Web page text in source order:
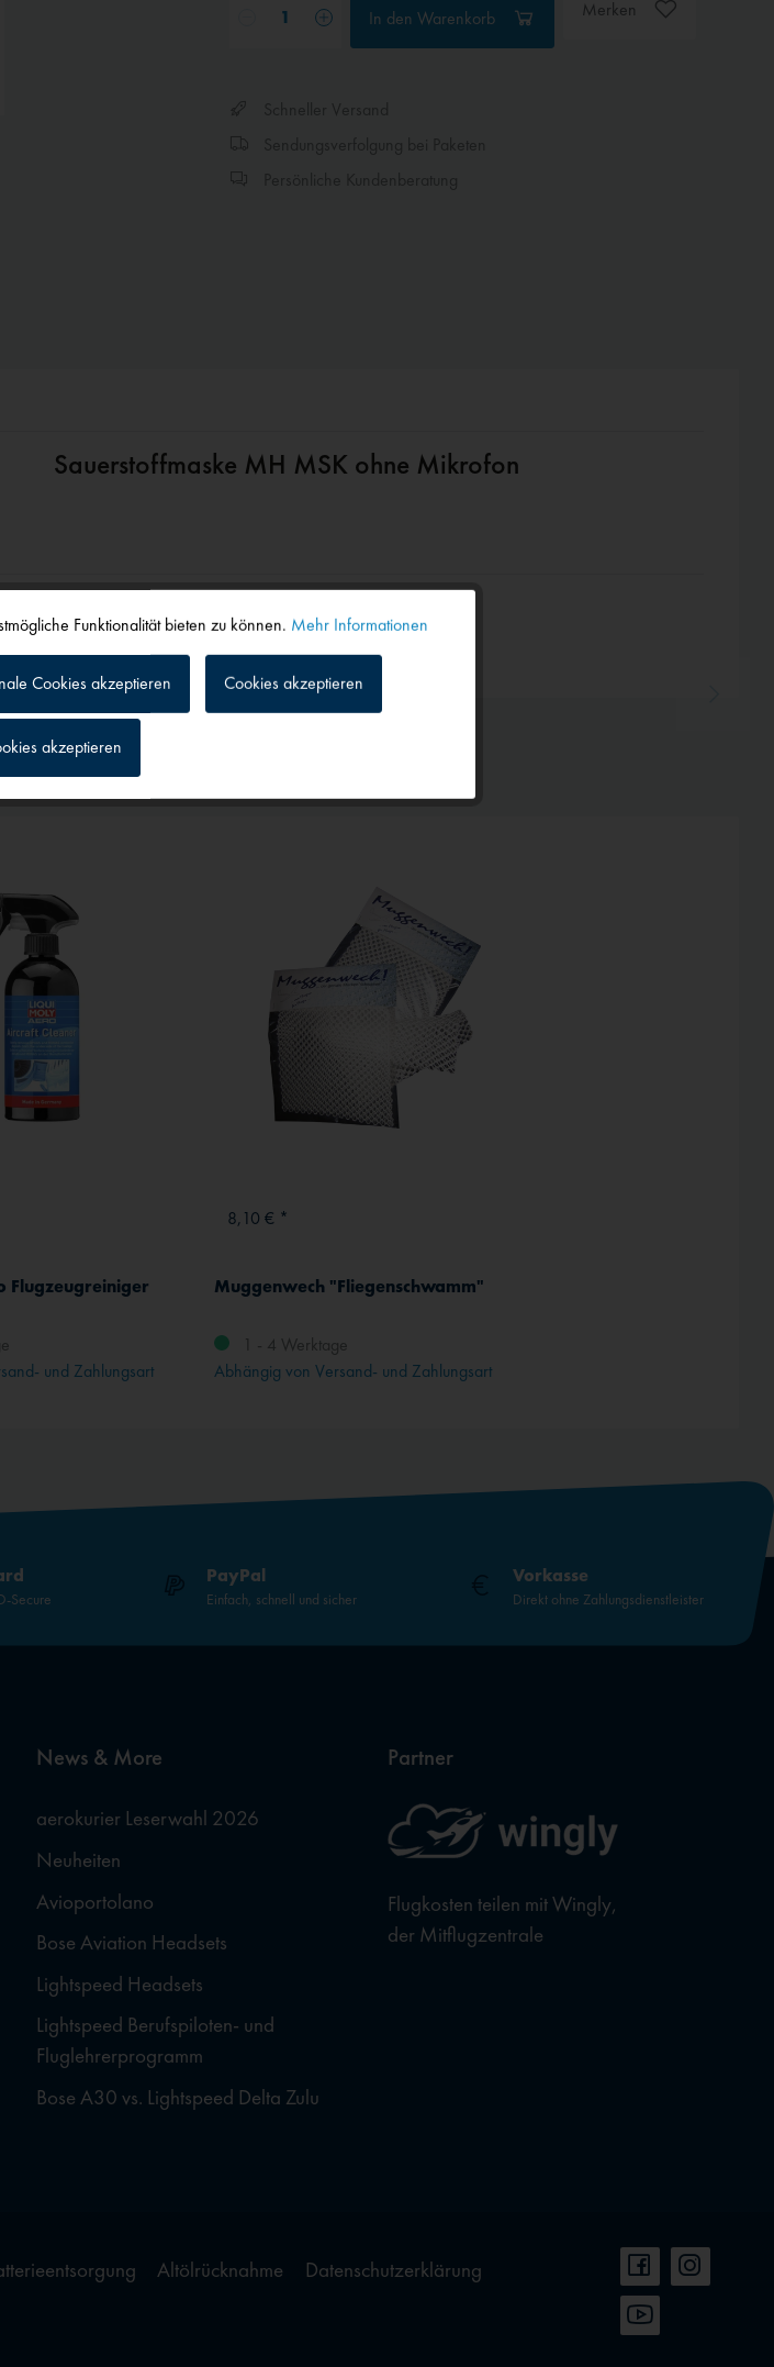
In den Warenkorb Merken
Sauerstoffmaske MH MSK ohne Mikrofon
Flugzeugreiniger
und Zahlungsart
8,10 € *
Muggenwech "Fliegenschwamm"
1 - 4 Werktage
Abhängig von Versand- und Zahlungsart
Secure
PayPal
Einfach, schnell und sicher
Vorkasse
Direkt ohne Zahlungsdienstleister
News & More
aerokurier Leserwahl 2026
Neuheiten
Avioportolano
Bose Aviation Headsets
Lightspeed Headsets
Lightspeed Berufspiloten- und
Fluglehrerprogramm
Bose A30 vs. Lightspeed Delta Zulu
Partner
Flugkosten teilen mit Wingly,
der Mitflugzentrale
Altölrücknahme
Datenschutzerklärung
Inaktiv
Funktionalität bieten zu können. Mehr Informationen
Cookies akzeptieren Cookies akzeptieren
akzeptieren